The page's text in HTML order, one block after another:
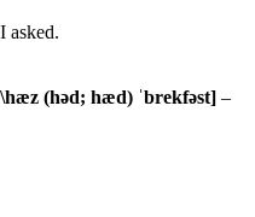
asked.
(həd; hæd) ˈbrekfəst] –